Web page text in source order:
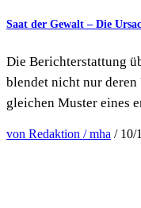
Saat der Gewalt – Die
Die Berichterstattung
blendet nicht nur deren
gleichen Muster eines
von Redaktion / mha / 10/